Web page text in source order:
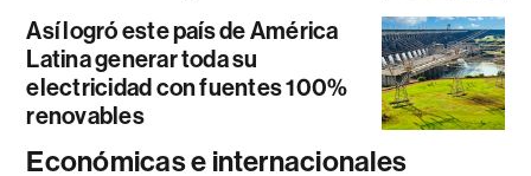
Así logró este país de América
Latina generar toda su
electricidad con fuentes 100%
renovables
Económicas e internacionales